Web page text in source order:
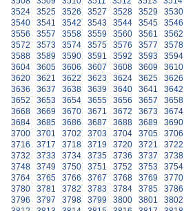
3524
3525 3526 3527 3528 3529 3530
3540
3541 3542 3543 3544 3545 3546
3556
3557 3558 3559 3560 3561 3562
3572
3573 3574 3575 3576 3577 3578
3588
3589 3590 3591 3592 3593 3594
3604
3605 3606 3607 3608 3609 3610
3620
3621 3622 3623 3624 3625 3626
3636
3637 3638 3639 3640 3641 3642
3652
3653 3654 3655 3656 3657 3658
3668
3669 3670 3671 3672 3673 3674
3684
3685 3686 3687 3688 3689 3690
3700
3701 3702 3703 3704 3705 3706
3716
3717 3718 3719 3720 3721 3722
3732
3733 3734 3735 3736 3737 3738
3748
3749 3750 3751 3752 3753 3754
3764
3765 3766 3767 3768 3769 3770
3780
3781 3782 3783 3784 3785 3786
3796
3797 3798 3799 3800 3801 3802